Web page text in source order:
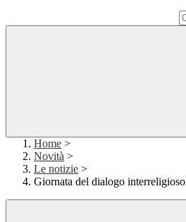
Home >
Novità >
Le notizie >
Giornata del dialogo interreligioso